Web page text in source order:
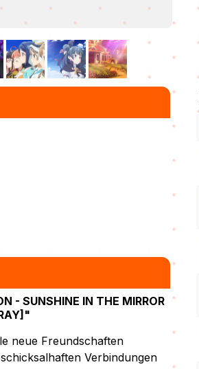
- SUNSHINE IN THE MIRROR
neue Freundschaften
Verbindungen